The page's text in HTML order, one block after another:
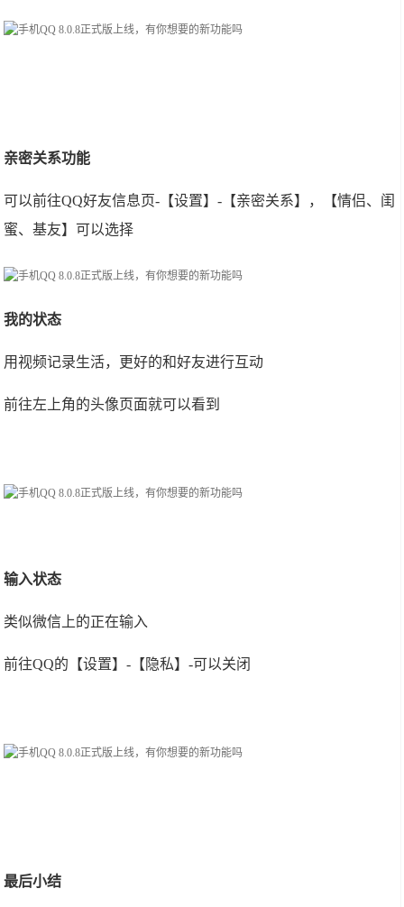
亲密关系功能
可以前往QQ好友信息页-【设置】-【亲密关系】，【情侣、闺
蜜、基友】可以选择
我的状态
用视频记录生活，更好的和好友进行互动
前往左上角的头像页面就可以看到
输入状态
类似微信上的正在输入
前往QQ的【设置】-【隐私】-可以关闭
最后小结